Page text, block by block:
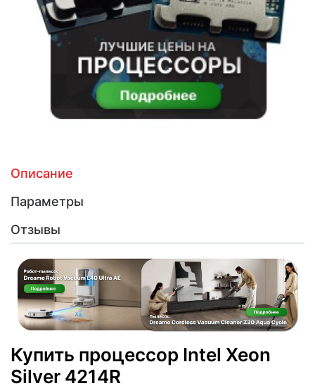
Описание
Параметры
Отзывы
Купить процессор Intel Xeon
Silver 4214R